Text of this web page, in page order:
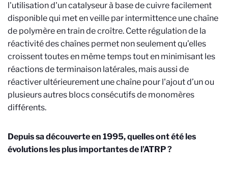
l'utilisation d'un catalyseur à base de cuivre facilement
disponible qui met en veille par intermittence une chaîne
de polymère en train de croître. Cette régulation de la
réactivité des chaînes permet non seulement qu’elles
croissent toutes en même temps tout en minimisant les
réactions de terminaison latérales, mais aussi de
réactiver ultérieurement une chaîne pour l'ajout d’un ou
plusieurs autres blocs consécutifs de monomères
différents.
Depuis sa découverte en 1995, quelles ont été les
évolutions les plus importantes de l’ATRP ?